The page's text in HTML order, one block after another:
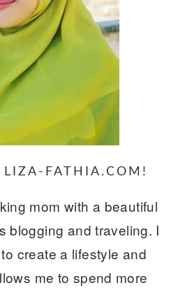
LIZA-FATHIA.COM!
mom with a beautiful
blogging and traveling. I
create a lifestyle and
me to spend more